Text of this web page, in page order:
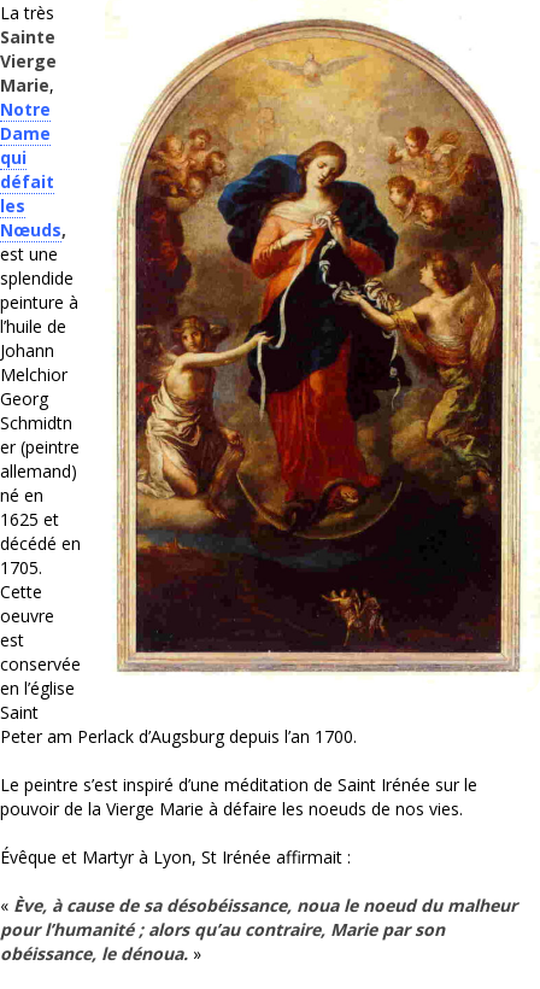
La très
Sainte
Vierge
Marie,
Notre
Dame
qui
défait
les
Nœuds,
est une
splendide
peinture à
l’huile de
Johann
Melchior
Georg
Schmidtn
er (peintre
allemand)
né en
1625 et
décédé en
1705.
Cette
oeuvre
est
conservée
en l’église
Saint
Peter am Perlack d’Augsburg depuis l’an 1700.
Le peintre s’est inspiré d’une méditation de Saint Irénée sur le
pouvoir de la Vierge Marie à défaire les noeuds de nos vies.
Évêque et Martyr à Lyon, St Irénée affirmait :
« Ève, à cause de sa désobéissance, noua le noeud du malheur
pour l’humanité ; alors qu’au contraire, Marie par son
obéissance, le dénoua. »